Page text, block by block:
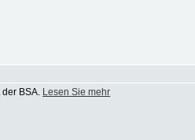
BSA. Lesen Sie mehr